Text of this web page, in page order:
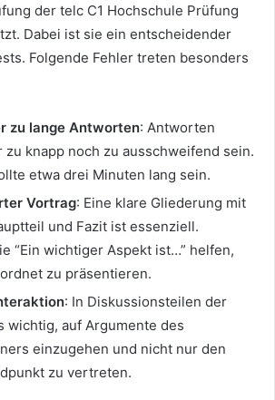
der telc C1 Hochschule Prüfung
Dabei ist sie ein entscheidender
Folgende Fehler treten besonders
zu lange Antworten: Antworten
zu knapp noch zu ausschweifend sein.
etwa drei Minuten lang sein.
Vortrag: Eine klare Gliederung mit
und Fazit ist essenziell.
“Ein wichtiger Aspekt ist…” helfen,
zu präsentieren.
: In Diskussionsteilen der
wichtig, auf Argumente des
einzugehen und nicht nur den
zu vertreten.